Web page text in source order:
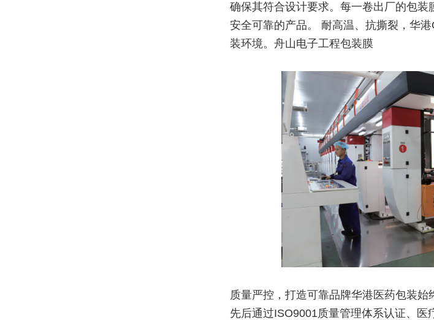
确保其符合设计要求。每一卷出厂的包
安全可靠的产品。 耐高温、抗撕裂，华
装环境。舟山电子工程包装膜
质量严控，打造可靠品牌华港医药包装始
先后通过ISO9001质量管理体系认证、医